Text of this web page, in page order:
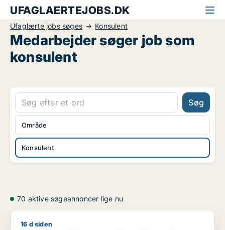
UFAGLAERTEJOBS.DK
Ufaglærte jobs søges Konsulent
Medarbejder søger job som
konsulent
Søg
Konsulent
Område
70 aktive søgeannoncer lige nu
Finn søger job som sælger / konsulent
16 d siden